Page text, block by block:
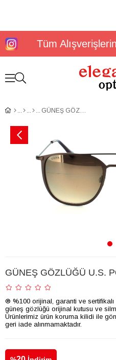
Tüm
GÜNEŞ GÖZLÜĞÜ U.S. POLO ASSN. USS 0009 C2
GÜNEŞ GÖZLÜĞÜ U.S.
® %100 orijinal, garanti ve sertifikalı
güneş gözlüğü orijinal kutusu ve
Ürünlerimiz ürün koruma kilidi ile
geri iade alınmamaktadır.